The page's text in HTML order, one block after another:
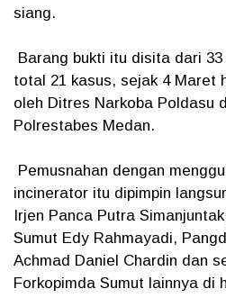
siang.
Barang bukti itu disita dari
total 21 kasus, sejak 4 Maret
oleh Ditres Narkoba Poldasu
Polrestabes Medan.
Pemusnahan dengan
incinerator itu dipimpin
Irjen Panca Putra
Sumut Edy Rahmayadi,
Achmad Daniel Chardin dan
Forkopimda Sumut lainnya di